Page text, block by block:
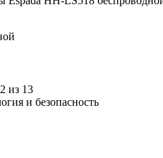
из 13
и безопасность